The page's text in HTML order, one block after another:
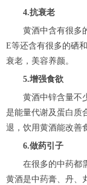
4.抗衰老
黄酒中含有很多的
E等还含有很多的硒
衰老，美容养颜。
5.增强食欲
黄酒中锌含量不少
是能量代谢及蛋白质
退，饮用黄酒能改善
6.做药引子
在很多的中药都需
黄酒是中药膏、丹、